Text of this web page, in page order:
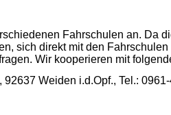
Fahrschulen an. Da
sich direkt mit den
Wir kooperieren mit
Weiden i.d.Opf., Tel.: